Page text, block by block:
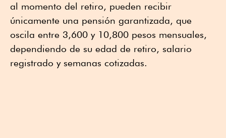
al momento del retiro, pueden recibir
únicamente una pensión garantizada, que
oscila entre 3,600 y 10,800 pesos mensuales,
dependiendo de su edad de retiro, salario
registrado y semanas cotizadas.